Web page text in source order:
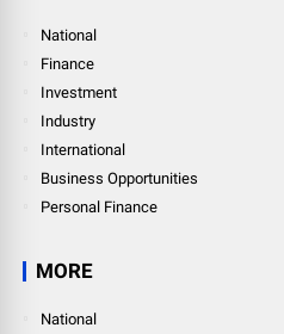
National
Finance
Investment
Industry
International
Business Opportunities
Personal Finance
MORE
National